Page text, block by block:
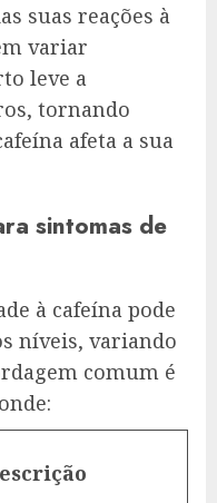
suas reações à
variar
leve a
tornando
afeta a sua
sintomas de
à cafeína pode
níveis, variando
comum é